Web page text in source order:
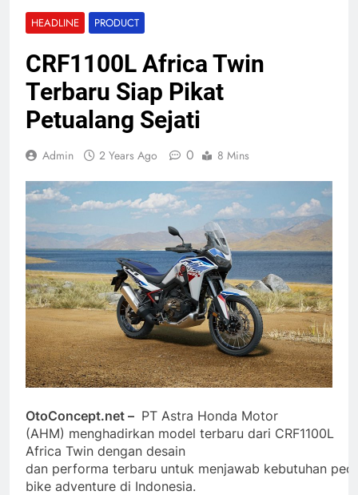
HEADLINE PRODUCT
CRF1100L Africa Twin
Terbaru Siap Pikat
Petualang Sejati
Admin 2 Years Ago 0 8 Mins
OtoConcept.net – PT Astra Honda Motor
(AHM) menghadirkan model terbaru dari CRF1100L
Africa Twin dengan desain
dan performa terbaru untuk menjawab kebutuhan
bike adventure di Indonesia.